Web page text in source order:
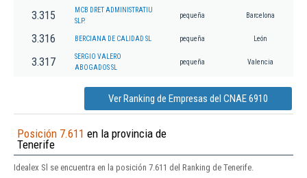
3.315
MCB DRET ADMINISTRATIU
SLP.
pequeña Barcelona
3.316 BERCIANA DE CALIDAD SL pequeña León
3.317
SERGIO VALERO
ABOGADOS SL
pequeña Valencia
Ver Ranking de Empresas del CNAE 6910
Posición 7.611 en la provincia de
Tenerife
Idealex Sl se encuentra en la posición 7.611 del Ranking de Tenerife.